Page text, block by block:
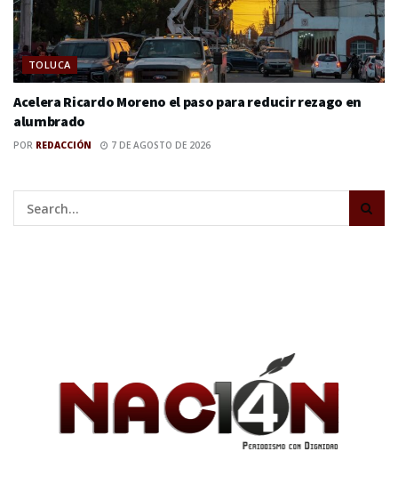
TOLUCA
Acelera Ricardo Moreno el paso para reducir rezago en
alumbrado
POR REDACCIÓN 7 DE AGOSTO DE 2026